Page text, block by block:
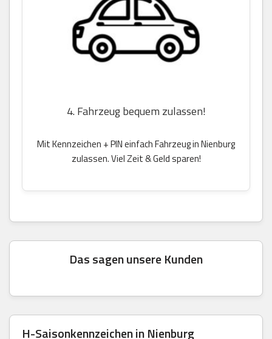
4. Fahrzeug bequem zulassen!
Mit Kennzeichen + PIN einfach Fahrzeug in Nienburg
zulassen. Viel Zeit & Geld sparen!
Das sagen unsere Kunden
H-Saisonkennzeichen in Nienburg